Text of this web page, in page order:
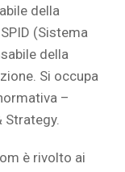
della
(Sistema
della
Si occupa
–
Strategy.
è rivolto ai